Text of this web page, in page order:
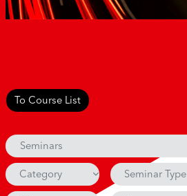
To Course List
Seminars
Category Seminar Type